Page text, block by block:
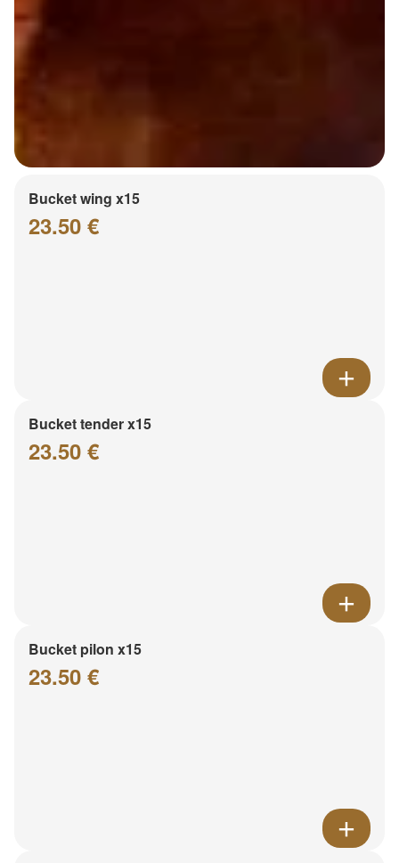
Bucket wing x15
23.50 €
Bucket tender x15
23.50 €
Bucket pilon x15
23.50 €